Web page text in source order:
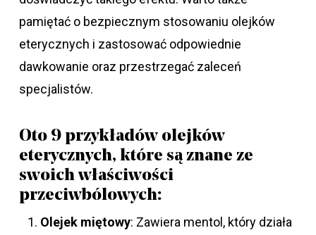
pamiętać o bezpiecznym stosowaniu olejków
eterycznych i zastosować odpowiednie
dawkowanie oraz przestrzegać zaleceń
specjalistów.
Oto 9 przykładów olejków
eterycznych, które są znane ze
swoich właściwości
przeciwbólowych:
Olejek miętowy: Zawiera mentol, który działa